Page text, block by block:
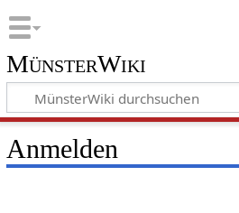
MünsterWiki
Anmelden